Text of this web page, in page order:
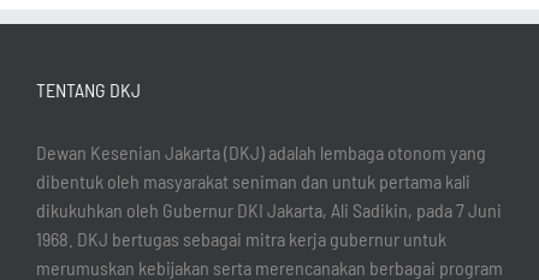
TENTANG DKJ
Dewan Kesenian Jakarta (DKJ) adalah lembaga otonom yang
dibentuk oleh masyarakat seniman dan untuk pertama kali
dikukuhkan oleh Gubernur DKI Jakarta, Ali Sadikin, pada 7 Juni
1968. DKJ bertugas sebagai mitra kerja gubernur untuk
merumuskan kebijakan serta merencanakan berbagai program